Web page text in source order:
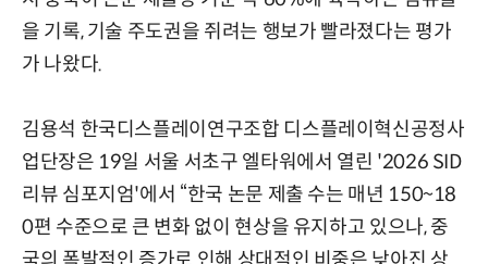
을 기록, 기술 주도권을 쥐려는 행보가 빨라졌다는 평가
가 나왔다.
김용석 한국디스플레이연구조합 디스플레이혁신공정사
업단장은 19일 서울 서초구 엘타워에서 열린 '2026 SID
리뷰 심포지엄'에서 “한국 논문 제출 수는 매년 150~18
0편 수준으로 큰 변화 없이 현상을 유지하고 있으나, 중